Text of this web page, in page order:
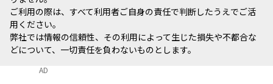
ご利用の際は、すべて利用者ご自身の責任で判断したうえでご活
用ください。
弊社では情報の信頼性、その利用によって生じた損失や不都合な
どについて、一切責任を負わないものとします。
AD